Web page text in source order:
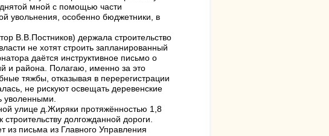
мной с помощью части
увольнения, особенно бюджетники, в
В.В.Постников) держала строительство
не хотят строить запланированный
даётся инструктивное письмо о
и района. Полагаю, именно за это
тяжбы, отказывая в перерегистрации
не рискуют освещать деревенские
уволенными.
улице д.Жиряки протяжённостью 1,8
долгожданной дороги.
из письма из Главного Управления